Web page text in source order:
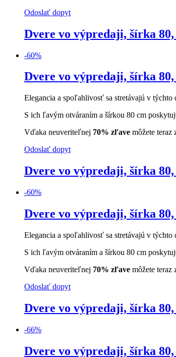
Odoslať dopyt
Dvere vo výpredaji, šírka
-60%
Dvere vo výpredaji, šírka
Elegancia a spoľahlivosť sa stretávajú v
S ich ľavým otváraním a šírkou 80 cm
Vďaka neuveriteľnej 70% zľave môžete
Odoslať dopyt
Dvere vo výpredaji, šírka
-60%
Dvere vo výpredaji, šírka
Elegancia a spoľahlivosť sa stretávajú v
S ich ľavým otváraním a šírkou 80 cm
Vďaka neuveriteľnej 70% zľave môžete
Odoslať dopyt
Dvere vo výpredaji, šírka
-66%
Dvere vo výpredaji, šírka